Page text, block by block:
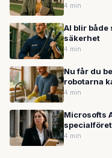
4 min
AI blir både
säkerhet
4 min
Nu får du
robotarna
4 min
Microsofts
4 min